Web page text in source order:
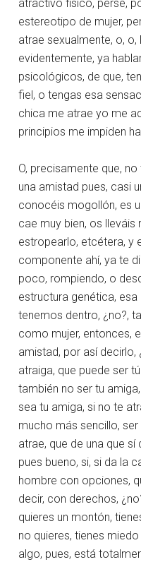
atractivo físico, perse,
estereotipo de mujer,
atrae sexualmente, o, o,
evidentemente, ya
psicológicos, de que,
fiel, o tengas esa
chica me atrae yo me
principios me impiden
O, precisamente que,
una amistad pues, casi
conocéis mogollón, es
cae muy bien, os lleváis
estropearlo, etcétera, y
componente ahí, ya te
poco, rompiendo, o
estructura genética,
tenemos dentro, ¿no?,
como mujer, entonces,
amistad, por así decirlo,
atraiga, que puede ser
también no ser tu
sea tu amiga, si no te
mucho más sencillo,
atrae, que de una que
pues bueno, si, si da la
hombre con opciones,
decir, con derechos,
quieres un montón,
no quieres, tienes
algo, pues, está